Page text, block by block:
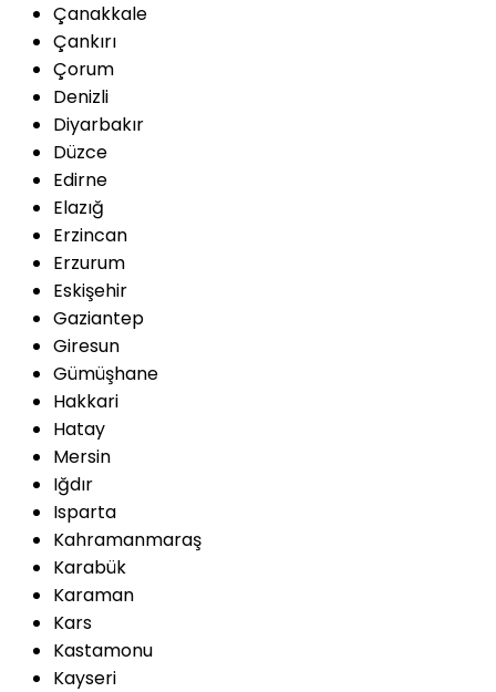
Çanakkale
Çankırı
Çorum
Denizli
Diyarbakır
Düzce
Edirne
Elazığ
Erzincan
Erzurum
Eskişehir
Gaziantep
Giresun
Gümüşhane
Hakkari
Hatay
Mersin
Iğdır
Isparta
Kahramanmaraş
Karabük
Karaman
Kars
Kastamonu
Kayseri